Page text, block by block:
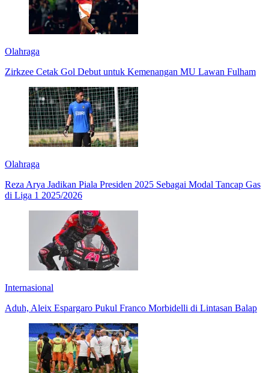
Olahraga
Zirkzee Cetak Gol Debut untuk Kemenangan MU Lawan Fulham
Olahraga
Reza Arya Jadikan Piala Presiden 2025 Sebagai Modal Tancap Gas
di Liga 1 2025/2026
Internasional
Aduh, Aleix Espargaro Pukul Franco Morbidelli di Lintasan Balap